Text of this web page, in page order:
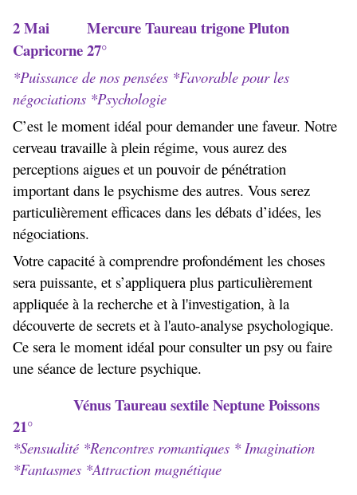
2 Mai Mercure Taureau trigone Pluton
Capricorne 27°
*Puissance de nos pensées *Favorable pour les
négociations *Psychologie
C’est le moment idéal pour demander une faveur. Notre
cerveau travaille à plein régime, vous aurez des
perceptions aigues et un pouvoir de pénétration
important dans le psychisme des autres. Vous serez
particulièrement efficaces dans les débats d’idées, les
négociations.
Votre capacité à comprendre profondément les choses
sera puissante, et s’appliquera plus particulièrement
appliquée à la recherche et à l'investigation, à la
découverte de secrets et à l'auto-analyse psychologique.
Ce sera le moment idéal pour consulter un psy ou faire
une séance de lecture psychique.
Vénus Taureau sextile NeptunePoissons
21°
*Sensualité *Rencontres romantiques * Imagination
*Fantasmes *Attraction magnétique